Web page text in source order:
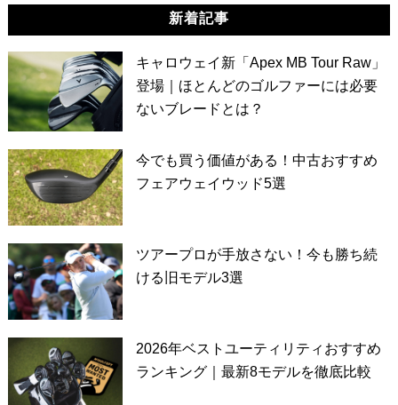
新着記事
キャロウェイ新「Apex MB Tour Raw」
登場｜ほとんどのゴルファーには必要
ないブレードとは？
今でも買う価値がある！中古おすすめ
フェアウェイウッド5選
ツアープロが手放さない！今も勝ち続
ける旧モデル3選
2026年ベストユーティリティおすすめ
ランキング｜最新8モデルを徹底比較